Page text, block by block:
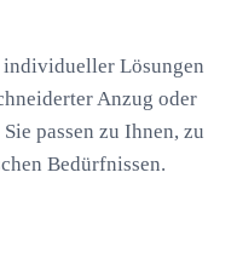
Lösungen
Anzug oder
passen zu Ihnen, zu
Bedürfnissen.